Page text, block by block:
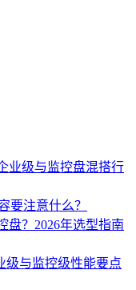
业级与监控盘混搭行
要注意什么？
盘？2026年选型指南
级与监控级性能要点